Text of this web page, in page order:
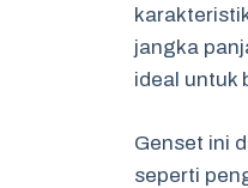
jangka
ideal untuk
Genset ini
seperti